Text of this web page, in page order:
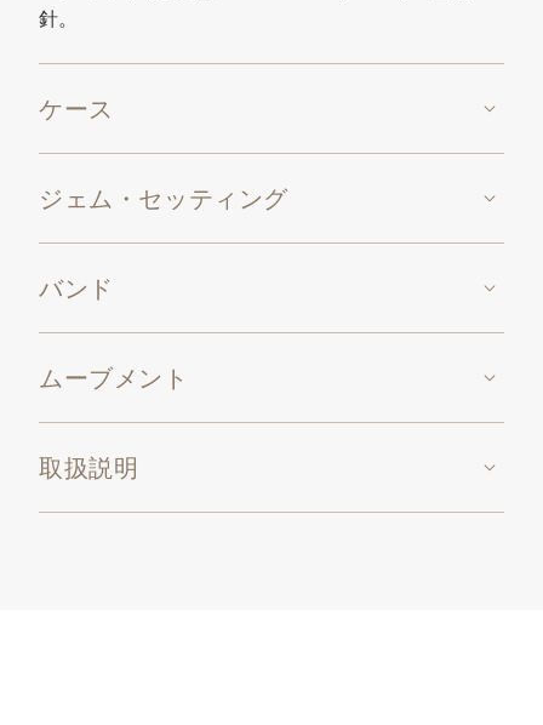
針。
ケース
ジェム・セッティング
バンド
ムーブメント
取扱説明